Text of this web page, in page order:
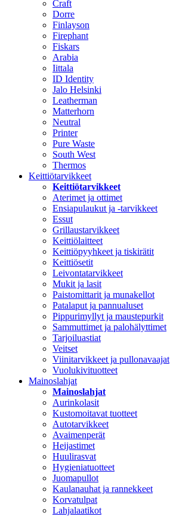
Craft
Dorre
Finlayson
Firephant
Fiskars
Arabia
Iittala
ID Identity
Jalo Helsinki
Leatherman
Matterhorn
Neutral
Printer
Pure Waste
South West
Thermos
Keittiötarvikkeet
Keittiötarvikkeet
Aterimet ja ottimet
Ensiapulaukut ja -tarvikkeet
Essut
Grillaustarvikkeet
Keittiölaitteet
Keittiöpyyhkeet ja tiskirätit
Keittiösetit
Leivontatarvikkeet
Mukit ja lasit
Paistomittarit ja munakellot
Patalaput ja pannualuset
Pippurimyllyt ja maustepurkit
Sammuttimet ja palohälyttimet
Tarjoiluastiat
Veitset
Viinitarvikkeet ja pullonavaajat
Vuolukivituotteet
Mainoslahjat
Mainoslahjat
Aurinkolasit
Kustomoitavat tuotteet
Autotarvikkeet
Avaimenperät
Heijastimet
Huulirasvat
Hygieniatuotteet
Juomapullot
Kaulanauhat ja rannekkeet
Korvatulpat
Lahjalaatikot